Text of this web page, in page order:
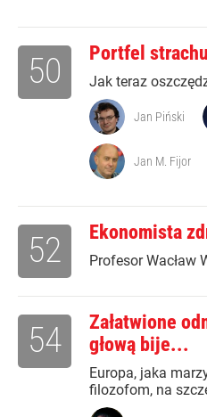
Portfel strachu
Jak teraz
50
Jan Piński
Jan M. Fijor
Ekonomista
Profesor Wacław
52
Załatwione
głową bije...
Europa, jaka
filozofom, na
54